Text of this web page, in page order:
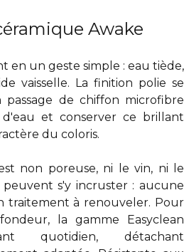
Awake
en un geste simple : eau tiède,
vaisselle. La finition polie se
de chiffon microfibre
et conserver ce brillant
du coloris.
non poreuse, ni le vin, ni le
s'y incruster : aucune
traitement à renouveler. Pour
la gamme Easyclean
quotidien, détachant